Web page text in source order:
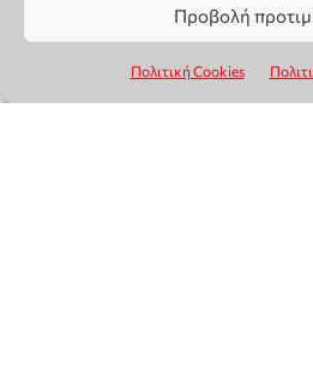
Προβολή
Πολιτική Cookies